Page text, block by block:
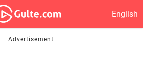
English